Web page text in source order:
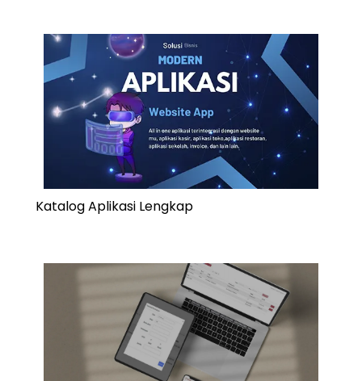
Katalog Aplikasi Lengkap